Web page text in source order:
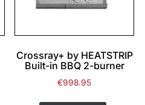
Crossray+ by HEATSTRIP
Built-in BBQ 2-burner
€998.95